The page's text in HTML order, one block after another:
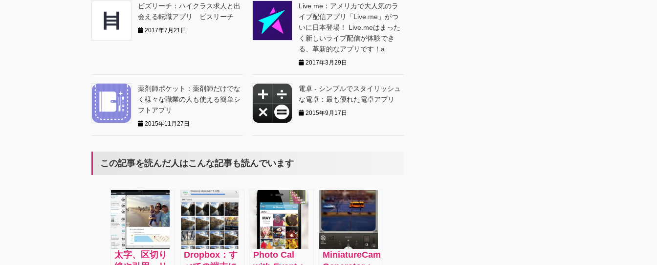
ビズリーチ：ハイクラス求人と出
会える転職アプリ ビスリーチ
2017年7月21日
Live.me：アメリカで大人気のラ
イブ配信アプリ「Live.me」がつ
いに日本登場！ Live.meはまった
く新しいライブ配信が体験でき
る、革新的なアプリです！a
2017年3月29日
薬剤師ポケット：薬剤師だけでな
く様々な職業の人も使える簡単シ
フトアプリ
2015年11月27日
電卓 - シンプルでスタイリッシュ
な電卓：最も優れた電卓アプリ
2015年9月17日
この記事を読んだ人はこんな記事も読んでいます
太字、区切り
Dropbox：す
Photo Cal
MiniatureCam_TiltShift